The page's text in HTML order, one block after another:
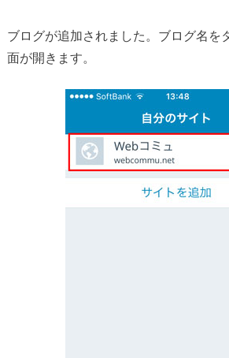
ブログが追加されました。ブログ名を
面が開きます。